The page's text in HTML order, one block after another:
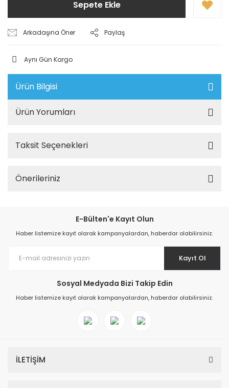
Sepete Ekle
Arkadaşına Öner Paylaş
Aynı Gün Kargo
Ürün Bilgisi
Ürün Yorumları
Taksit Seçenekleri
Önerileriniz
E-Bülten'e Kayıt Olun
Haber listemize kayıt olarak kampanyalardan, haberdar olabilirsiniz.
Kayıt Ol
Sosyal Medyada Bizi Takip Edin
Haber listemize kayıt olarak kampanyalardan, haberdar olabilirsiniz.
İLETİŞİM